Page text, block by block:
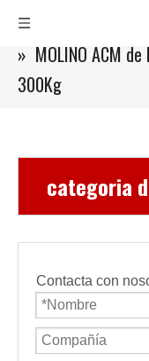
Usted está aquí:
» MOLINO ACM
300Kg
categoria
Contacta con